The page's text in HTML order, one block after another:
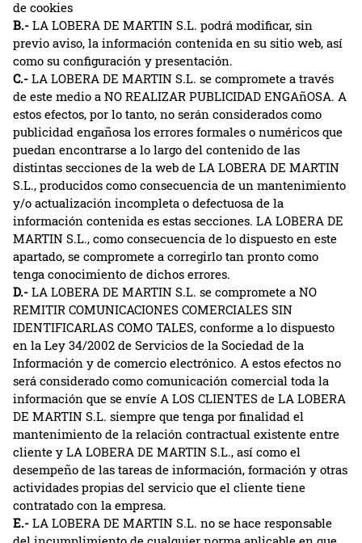
de cookies
B.- LA LOBERA DE MARTIN S.L. podrá modificar, sin
previo aviso, la información contenida en su sitio web, así
como su configuración y presentación.
C.- LA LOBERA DE MARTIN S.L. se compromete a través
de este medio a NO REALIZAR PUBLICIDAD ENGAñOSA. A
estos efectos, por lo tanto, no serán considerados como
publicidad engañosa los errores formales o numéricos que
puedan encontrarse a lo largo del contenido de las
distintas secciones de la web de LA LOBERA DE MARTIN
S.L., producidos como consecuencia de un mantenimiento
y/o actualización incompleta o defectuosa de la
información contenida es estas secciones. LA LOBERA DE
MARTIN S.L., como consecuencia de lo dispuesto en este
apartado, se compromete a corregirlo tan pronto como
tenga conocimiento de dichos errores.
D.- LA LOBERA DE MARTIN S.L. se compromete a NO
REMITIR COMUNICACIONES COMERCIALES SIN
IDENTIFICARLAS COMO TALES, conforme a lo dispuesto
en la Ley 34/2002 de Servicios de la Sociedad de la
Información y de comercio electrónico. A estos efectos no
será considerado como comunicación comercial toda la
información que se envíe A LOS CLIENTES de LA LOBERA
DE MARTIN S.L. siempre que tenga por finalidad el
mantenimiento de la relación contractual existente entre
cliente y LA LOBERA DE MARTIN S.L., así como el
desempeño de las tareas de información, formación y otras
actividades propias del servicio que el cliente tiene
contratado con la empresa.
E.- LA LOBERA DE MARTIN S.L. no se hace responsable